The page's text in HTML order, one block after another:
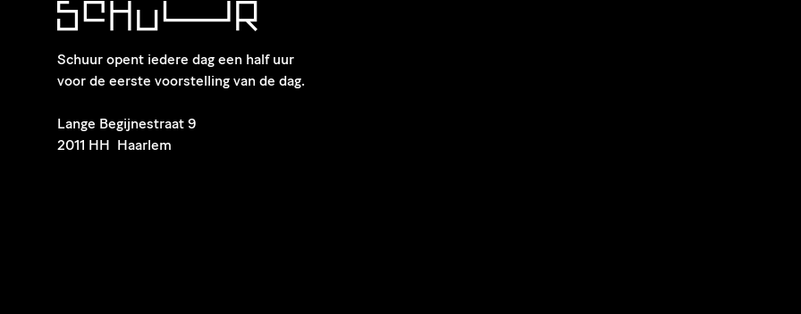
Schuur opent iedere dag een half uur
voor de eerste voorstelling van de dag.
​Lange Begijnestraat 9
2011 HH Haarlem